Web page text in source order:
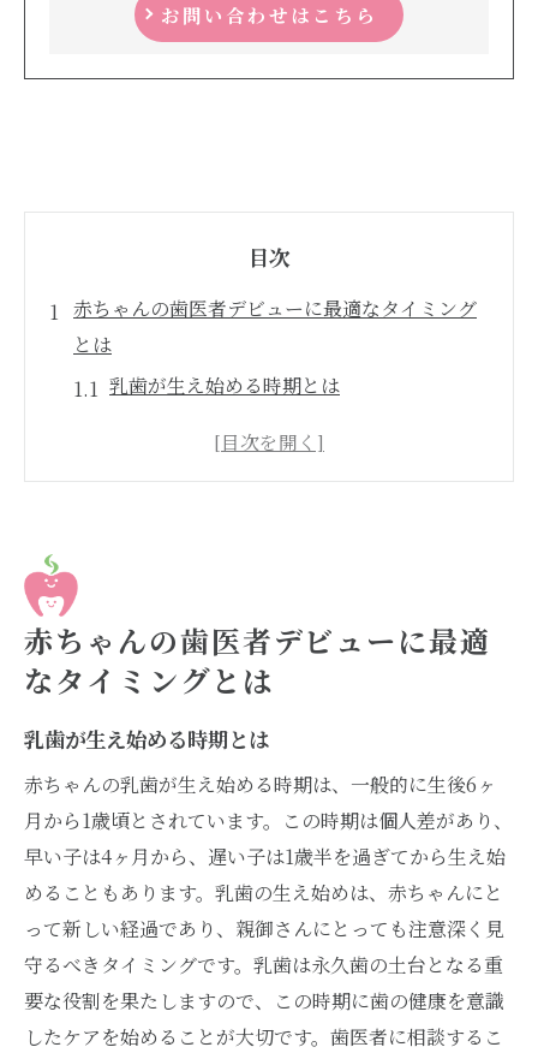
お問い合わせはこちら
目次
赤ちゃんの歯医者デビューに最適なタイミング
とは
乳歯が生え始める時期とは
赤ちゃんの歯医者選び大阪府河南町で親が考慮
すべきポイント
クリニックの環境と雰囲気の重要性
親子で安心できる歯医者の特徴
評判の良い歯医者の探し方
治療設備と技術レベルのチェック
アクセスしやすいロケーション選び
歯医者での初めての体験赤ちゃんが安心できる
環境作り
クリニックの雰囲気作りの工夫
赤ちゃんの歯医者デビューに最適
なタイミングとは
乳歯が生え始める時期とは
赤ちゃんの乳歯が生え始める時期は、一般的に生後6ヶ
月から1歳頃とされています。この時期は個人差があり、
早い子は4ヶ月から、遅い子は1歳半を過ぎてから生え始
めることもあります。乳歯の生え始めは、赤ちゃんにと
って新しい経過であり、親御さんにとっても注意深く見
守るべきタイミングです。乳歯は永久歯の土台となる重
要な役割を果たしますので、この時期に歯の健康を意識
したケアを始めることが大切です。歯医者に相談するこ